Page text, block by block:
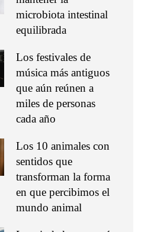
microbiota intestinal
equilibrada
Los festivales de
música más antiguos
que aún reúnen a
miles de personas
cada año
Los 10 animales con
sentidos que
transforman la forma
en que percibimos el
mundo animal